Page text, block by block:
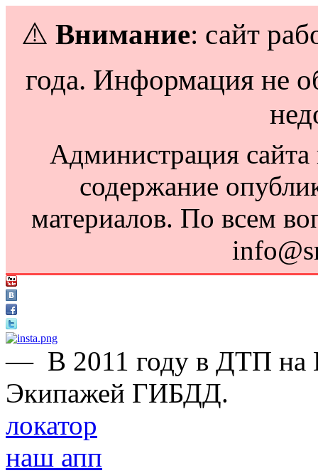
⚠️ Внимание: сайт
года. Информация не
Администрация сайта
содержание
материалов. По всем
— В 2011 году в ДТП на
Экипажей ГИБДД.
локатор
наш апп